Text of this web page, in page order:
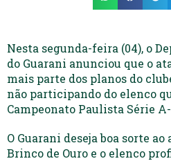
Nesta segunda-feira (04), o
do Guarani anunciou que o
mais parte dos planos do
não participando do elenco
Campeonato Paulista Série
O Guarani deseja boa sorte
Brinco de Ouro e o elenco